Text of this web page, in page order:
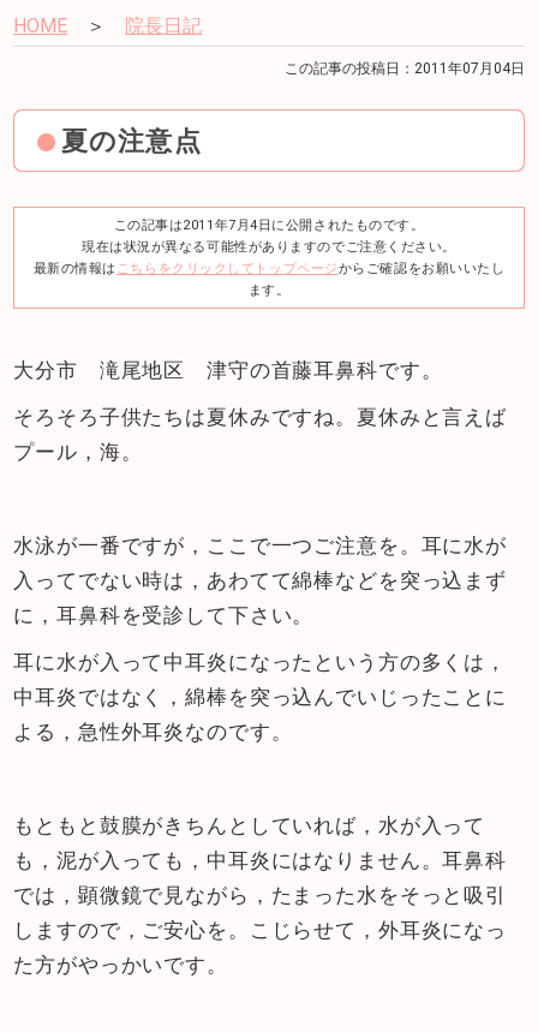
HOME ＞ 院長日記
この記事の投稿日：2011年07月04日
夏の注意点
この記事は2011年7月4日に公開されたものです。
現在は状況が異なる可能性がありますのでご注意ください。
最新の情報は こちらをクリックしてトップページからご確認をお願いいたし
ます。
大分市 滝尾地区 津守の首藤耳鼻科です。
そろそろ子供たちは夏休みですね。夏休みと言えば
プール，海。
水泳が一番ですが，ここで一つご注意を。耳に水が
入ってでない時は，あわてて綿棒などを突っ込まず
に，耳鼻科を受診して下さい。
耳に水が入って中耳炎になったという方の多くは，
中耳炎ではなく，綿棒を突っ込んでいじったことに
よる，急性外耳炎なのです。
もともと鼓膜がきちんとしていれば，水が入って
も，泥が入っても，中耳炎にはなりません。耳鼻科
では，顕微鏡で見ながら，たまった水をそっと吸引
しますので，ご安心を。こじらせて，外耳炎になっ
た方がやっかいです。